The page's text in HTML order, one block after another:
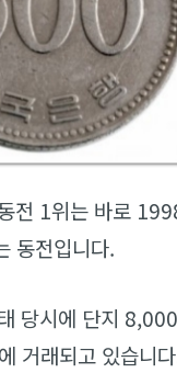
전 1위는 바로
동전입니다.
당시에 단지
거래되고 있습니